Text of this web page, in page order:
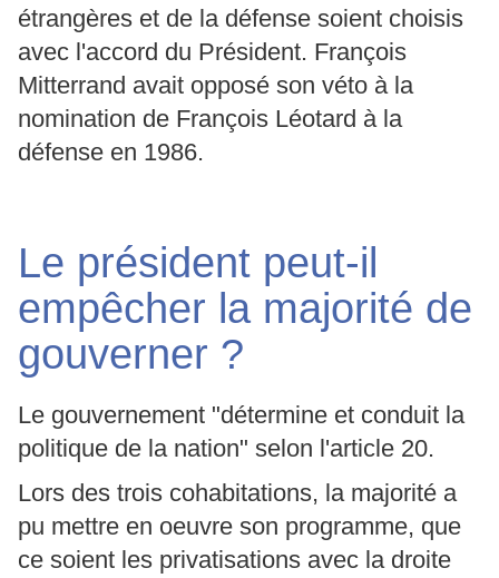
étrangères et de la défense soient choisis
avec l'accord du Président. François
Mitterrand avait opposé son véto à la
nomination de François Léotard à la
défense en 1986.
Le président peut-il
empêcher la majorité de
gouverner ?
Le gouvernement "détermine et conduit la
politique de la nation" selon l'article 20.
Lors des trois cohabitations, la majorité a
pu mettre en oeuvre son programme, que
ce soient les privatisations avec la droite